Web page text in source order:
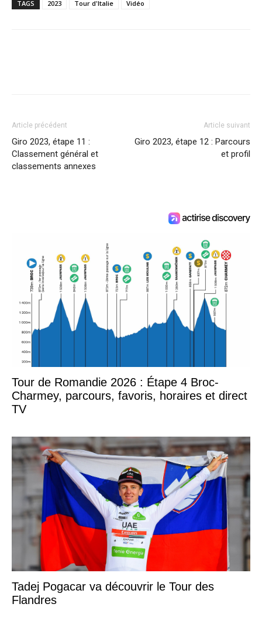
TAGS 2023 Tour d'Italie Vidéo
Article précédent
Giro 2023, étape 11 :
Classement général et
classements annexes
Article suivant
Giro 2023, étape 12 : Parcours
et profil
Tour de Romandie 2026 : Étape 4 Broc-
Charmey, parcours, favoris, horaires et direct
TV
Tadej Pogacar va découvrir le Tour des
Flandres